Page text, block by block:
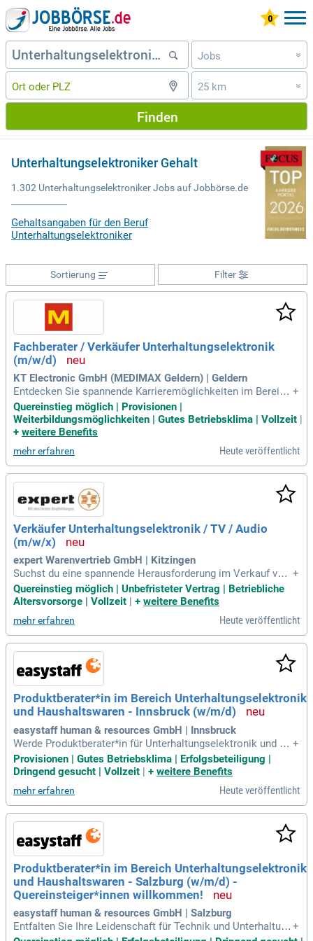
Jobs »
25 km »
Finden
Unterhaltungselektroniker Gehalt
1.302 Unterhaltungselektroniker Jobs auf Jobbörse.de
Gehaltsangaben für den Beruf
Unterhaltungselektroniker
Filter
Sortierung
Fachberater / Verkäufer Unterhaltungselektronik
(m/w/d)
KT Electronic GmbH (MEDIMAX Geldern) | Geldern
Entdecken Sie spannende Karrieremöglichkeiten im Bereich
Unterhaltungselektronik! Bei uns beraten Sie Kunden direkt
auf der Verkaufsfläche und setzen kreative Vermarktungsak
tionen um. Wir bieten Unterstützung im Reklamationsmana
Sie eine Ausbildung als Verkäufer* oder Quereinsteiger sind
– Kommunikationsstärke und Teamfähigkeit sind uns wicht
ig. Freuen Sie sich auf ein leistungsgerechtes Gehalt, betrie
bliche Zusatzleistungen und 36 Tage Urlaub. Werden Sie Teil
eines tollen Teams in einer familiären Atmosphäre und profi
tieren Sie von gezielten Weiterbildungsangeboten!
+
Quereinstieg möglich | Provisionen |
Weiterbildungsmöglichkeiten | Gutes Betriebsklima | Vollzeit |
+ weitere Benefits
mehr erfahren Heute veröffentlicht
Verkäufer Unterhaltungselektronik / TV / Audio
(m/w/x)
expert Warenvertrieb GmbH | Kitzingen
Suchst du eine spannende Herausforderung im Verkauf von
Unterhaltungselektronik? Als Verkäufer:in für TV und Audio
geräte (m/w/x) bist du die erste Anlaufstelle für unsere Kun
fst ein positives Einkaufserlebnis. Mit deiner Expertise führ
st du Beratungsgespräche, erstellst Angebote und unterstüt
zt bei Vertragsabschlüssen. Du hast eine abgeschlossene A
usbildung im Einzelhandel oder bringst Motivation als Quere
insteiger:in mit. Kundenorientierung und Freude an der Kom
munikation zeichnen dich aus – starte jetzt deine Karriere in
einem innovativen Umfeld!
+
Quereinstieg möglich | Unbefristeter Vertrag | Betriebliche
Altersvorsorge | Vollzeit
+ weitere Benefits
mehr erfahren Heute veröffentlicht
Produktberater*in im Bereich Unterhaltungselektronik
und Haushaltswaren - Innsbruck (w/m/d)
easystaff human & resources GmbH | Innsbruck
Werde Produktberater*in für Unterhaltungselektronik und Ha
ushaltswaren in Innsbruck! Nutze deine Kommunikationsstä
rke und Verkaufstalente, um Kunden bei der Auswahl ihrer p
erfekten Geräte kompetent zu unterstützen. Bewerbe dich je
tzt!
+
Provisionen | Gutes Betriebsklima | Erfolgsbeteiligung |
Dringend gesucht | Vollzeit | + weitere Benefits
mehr erfahren Heute veröffentlicht
Produktberater*in im Bereich Unterhaltungselektronik
und Haushaltswaren - Salzburg (w/m/d) -
Quereinsteiger*innen willkommen!
easystaff human & resources GmbH | Salzburg
Entfalten Sie Ihre Leidenschaft für Technik und Unterhaltung +